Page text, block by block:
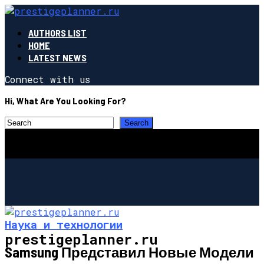
AUTHORS LIST
HOME
LATEST NEWS
Connect with us
Hi, What Are You Looking For?
prestigeplanner.ru
Наука и технологии
Samsung Представил Новые Модели